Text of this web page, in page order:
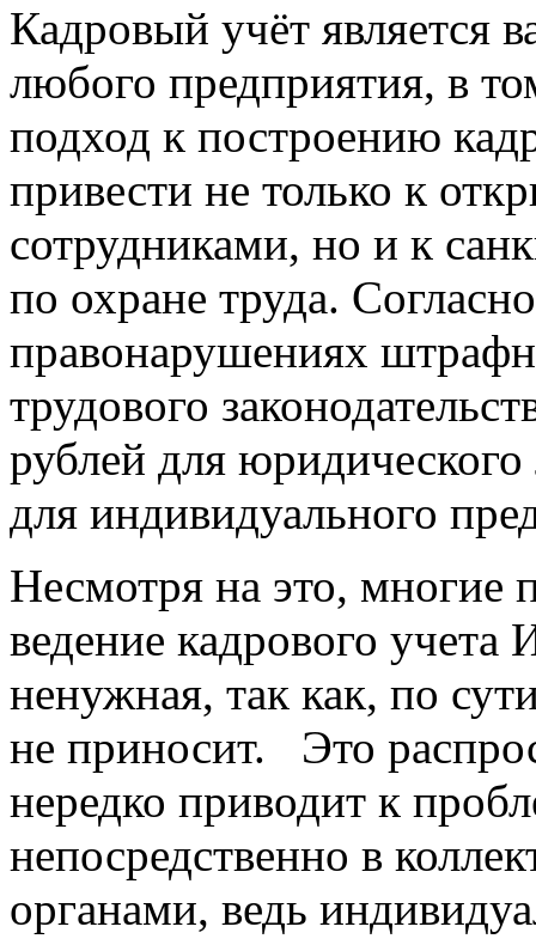
Кадровый учёт является
любого предприятия, в
подход к построению
привести не только к
сотрудниками, но и к
по охране труда.
правонарушениях
трудового
рублей для
для индивидуального
Несмотря на это, многие
ведение кадрового
ненужная, так как, по
не приносит. Это
нередко приводит к
непосредственно в
органами, ведь